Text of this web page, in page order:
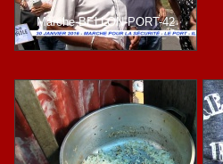
Marche-BELLON-PORT-42